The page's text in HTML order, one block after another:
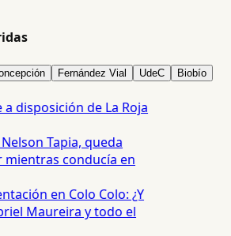
Fernández Vial UdeC Biobío
disposición de La Roja
Tapia, queda
conducía en
en Colo Colo: ¿Y
Maureira y todo el